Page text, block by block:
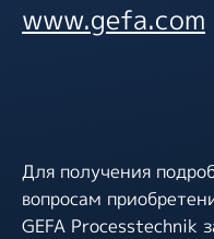
www.gefa.com
Для получения
вопросам
GEFA Processtechnik